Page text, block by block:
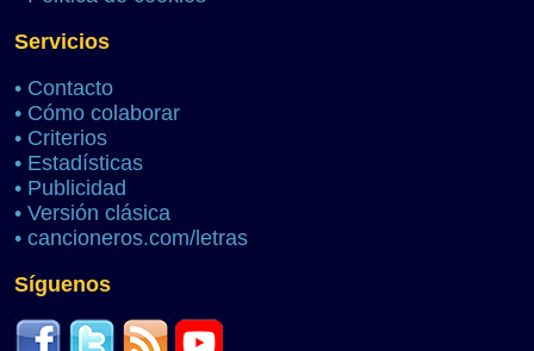
Servicios
• Contacto
• Cómo colaborar
• Criterios
• Estadísticas
• Publicidad
• Versión clásica
• cancioneros.com/letras
Síguenos